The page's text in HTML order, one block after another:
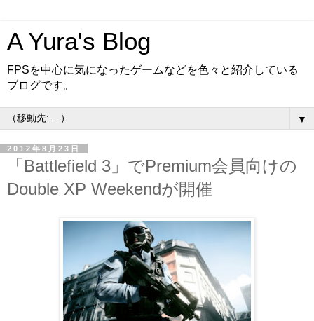
A Yura's Blog
FPSを中心に気になったゲームなどを色々と紹介している
ブログです。
▼
2012年8月23日
「Battlefield 3」でPremium会員向けの
Double XP Weekendが開催